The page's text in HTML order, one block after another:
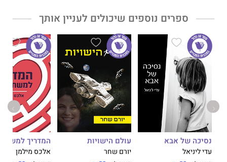
הספר בנוי כך מכיוון שלדעתי זהו האופן שבמסגרתו אני מרגיש שהכי
נכון להעביר את עצמי לקורא, ודרכו אני מקווה שהוא יתחבר אליי
בצורה המיטבית.
שמיאמיר דנציגר
, ואני בן 40. עברתי מירושלים לתל-אביב בשנת
2020. זהו ספר הפרוזה הראשון שלי.
בספרי אפשר לראות כי ניתן לחיות עם חרדה על אף הקושי הגדול
הכרוך בה.
מטרת הספר היא לקדם את המודעות לאנשים עם חרדות ומגבלות
ובו-בזמן להעצים את הזיקה לזמר העברי.
שאיפתי המרכזית ככותב היא שהזמר העברי יתחדש ויעבור גם לדור
ספרים נוספים שיכולים לעניין אותך
נסיכה של אבא
עדי ליניאל
עולם הישויות
יורם שחר
המדריך
אלכס מילמן